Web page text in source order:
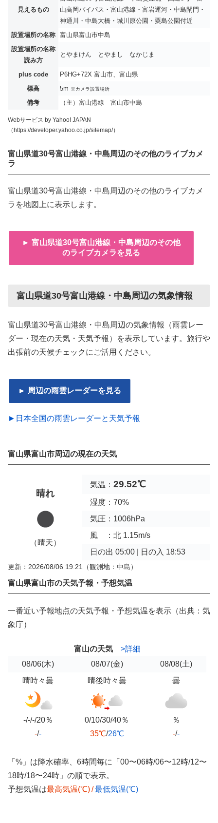
見えるもの
山高岡バイパス・富山港線・富岩運河・中島閘門・
神通川・中島大橋・城川原公園・粟島公園付近
設置場所の名称
富山県富山市中島
設置場所の名称
読み方
とやまけん とやまし なかじま
plus code
P6HG+72X 富山市、富山県
標高
5m ※カメラ設置場所
備考 （主）富山港線 富山市中島
Webサービス by Yahoo! JAPAN
（https://developer.yahoo.co.jp/sitemap/）
富山県道30号富山港線・中島周辺のその他のライブカメ
ラ
富山県道30号富山港線・中島周辺のその他のライブカメ
ラを地図上に表示します。
► 富山県道30号富山港線・中島周辺のその他
のライブカメラを見る
富山県道30号富山港線・中島周辺の気象情報
富山県道30号富山港線・中島周辺の気象情報（雨雲レー
ダー・現在の天気・天気予報）を表示しています。旅行や
出張前の天候チェックにご活用ください。
► 周辺の雨雲レーダーを見る
►日本全国の雨雲レーダーと天気予報
富山県富山市周辺の現在の天気
晴れ
（晴天）
気温： 29.52℃
湿度：70%
気圧：1006hPa
風 ：北 1.15m/s
日の出 05:00 | 日の入 18:53
更新：2026/08/06 19:21 （観測地：中島）
富山県富山市の天気予報・予想気温
一番近い予報地点の天気予報・予想気温を表示（出典：気
象庁）
富山の天気
>詳細
08/06(木) 08/07(金) 08/08(土)
晴時々曇
-/-/-/20％
-/-
晴後時々曇
0/10/30/40％
35℃/26℃
曇
％
-/-
「%」は降水確率、6時間毎に「00〜06時/06〜12時/12〜
18時/18〜24時」の順で表示。
予想気温は最高気温(℃)/最低気温(℃)